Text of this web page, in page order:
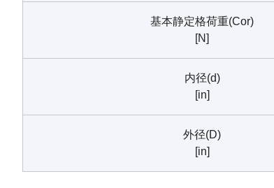
基本静定格荷重(Cor)
[N]
内径(d)
[in]
外径(D)
[in]